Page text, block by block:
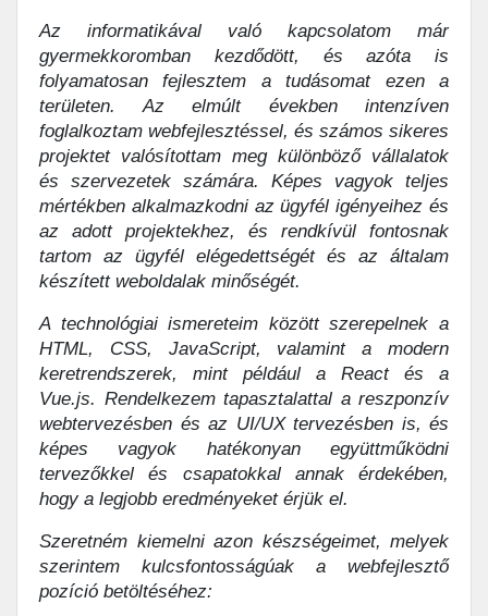
Az informatikával való kapcsolatom már
gyermekkoromban kezdődött, és azóta is
folyamatosan fejlesztem a tudásomat ezen a
területen. Az elmúlt években intenzíven
foglalkoztam webfejlesztéssel, és számos sikeres
projektet valósítottam meg különböző vállalatok
és szervezetek számára. Képes vagyok teljes
mértékben alkalmazkodni az ügyfél igényeihez és
az adott projektekhez, és rendkívül fontosnak
tartom az ügyfél elégedettségét és az általam
készített weboldalak minőségét.
A technológiai ismereteim között szerepelnek a
HTML, CSS, JavaScript, valamint a modern
keretrendszerek, mint például a React és a
Vue.js. Rendelkezem tapasztalattal a reszponzív
webtervezésben és az UI/UX tervezésben is, és
képes vagyok hatékonyan együttműködni
tervezőkkel és csapatokkal annak érdekében,
hogy a legjobb eredményeket érjük el.
Szeretném kiemelni azon készségeimet, melyek
szerintem kulcsfontosságúak a webfejlesztő
pozíció betöltéséhez: